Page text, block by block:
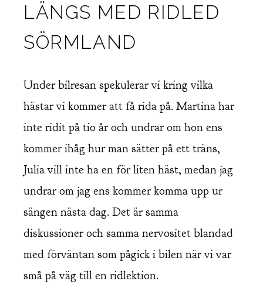
LÄNGS MED RIDLED
SÖRMLAND
Under bilresan spekulerar vi kring vilka
hästar vi kommer att få rida på. Martina har
inte ridit på tio år och undrar om hon ens
kommer ihåg hur man sätter på ett träns,
Julia vill inte ha en för liten häst, medan jag
undrar om jag ens kommer komma upp ur
sängen nästa dag. Det är samma
diskussioner och samma nervositet blandad
med förväntan som pågick i bilen när vi var
små på väg till en ridlektion.